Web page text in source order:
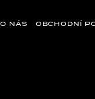
O NÁS OBCHODNÍ